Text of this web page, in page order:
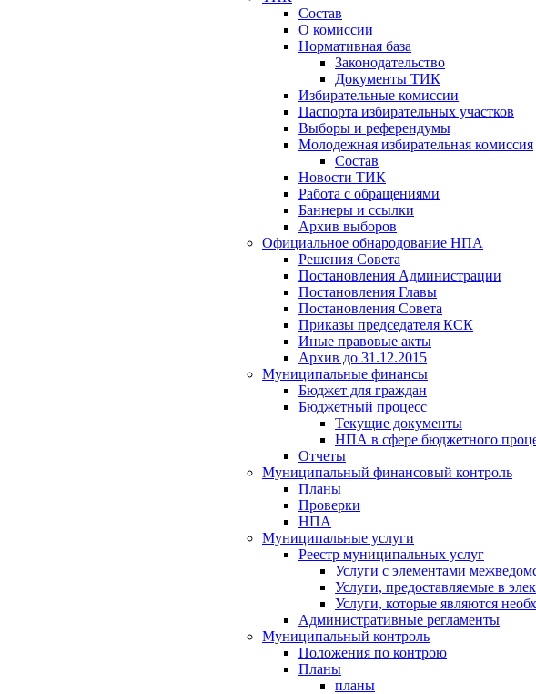
Состав
О комиссии
Нормативная база
Законодательство
Документы ТИК
Избирательные комиссии
Паспорта избирательных участков
Выборы и референдумы
Молодежная избирательная комиссия
Состав
Новости ТИК
Работа с обращениями
Баннеры и ссылки
Архив выборов
Официальное обнародование НПА
Решения Совета
Постановления Администрации
Постановления Главы
Постановления Совета
Приказы председателя КСК
Иные правовые акты
Архив до 31.12.2015
Муниципальные финансы
Бюджет для граждан
Бюджетный процесс
Текущие документы
НПА в сфере бюджетного
Отчеты
Муниципальный финансовый контроль
Планы
Проверки
НПА
Муниципальные услуги
Реестр муниципальных услуг
Услуги с элементами
Услуги, предоставляемые в
Услуги, которые являются
Административные регламенты
Муниципальный контроль
Положения по контрою
Планы
планы